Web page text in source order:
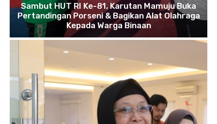
Sambut HUT RI Ke-81, Karutan Mamuju Buka
Pertandingan Porseni & Bagikan Alat Olahraga
Kepada Warga Binaan